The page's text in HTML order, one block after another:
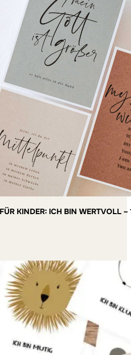
KINDER: ICH BIN WERTVOLL